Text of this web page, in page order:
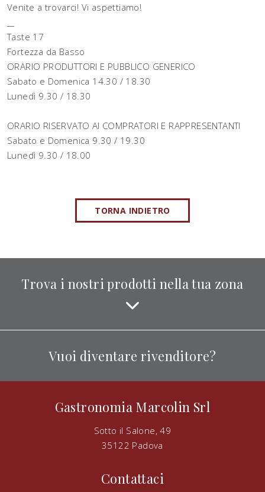
Venite a trovarci! Vi aspettiamo!
Taste 17
Fortezza da Basso
ORARIO PRODUTTORI E PUBBLICO GENERICO
Sabato e Domenica 14.30 / 18.30
Lunedì 9.30 / 18.30
ORARIO RISERVATO AI COMPRATORI E RAPPRESENTANTI
Sabato e Domenica 9.30 / 19.30
Lunedì 9.30 / 18.00
TORNA INDIETRO
Trova i nostri prodotti nella tua zona
Vuoi diventare rivenditore?
Gastronomia Marcolin Srl
Sotto il Salone, 49
35122 Padova
Contattaci